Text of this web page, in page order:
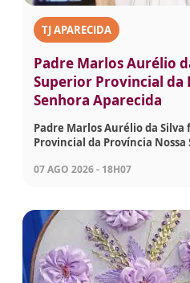
TJ APARECIDA
Padre Marlos Aurélio
Superior Provincial da
Senhora Aparecida
Padre Marlos Aurélio da
Provincial da Província
07 AGO 2026 - 18H07